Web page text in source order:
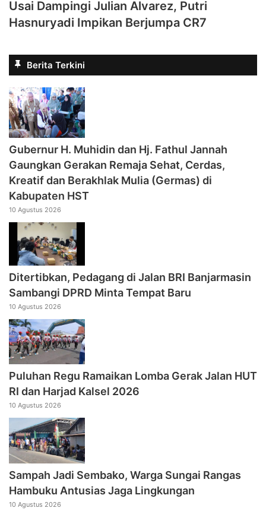
Usai Dampingi Julian Alvarez, Putri
Hasnuryadi Impikan Berjumpa CR7
Berita Terkini
‎Gubernur H. Muhidin dan Hj. Fathul Jannah
Gaungkan Gerakan Remaja Sehat, Cerdas,
Kreatif dan Berakhlak Mulia (Germas) di
Kabupaten HST
10 Agustus 2026
Ditertibkan, Pedagang di Jalan BRI Banjarmasin
Sambangi DPRD Minta Tempat Baru
10 Agustus 2026
Puluhan Regu Ramaikan Lomba Gerak Jalan HUT
RI dan Harjad Kalsel 2026
10 Agustus 2026
Sampah Jadi Sembako, Warga Sungai Rangas
Hambuku Antusias Jaga Lingkungan
10 Agustus 2026